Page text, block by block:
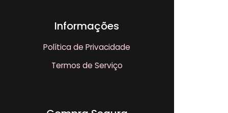
Informações
Política de Privacidade
Termos de Serviço